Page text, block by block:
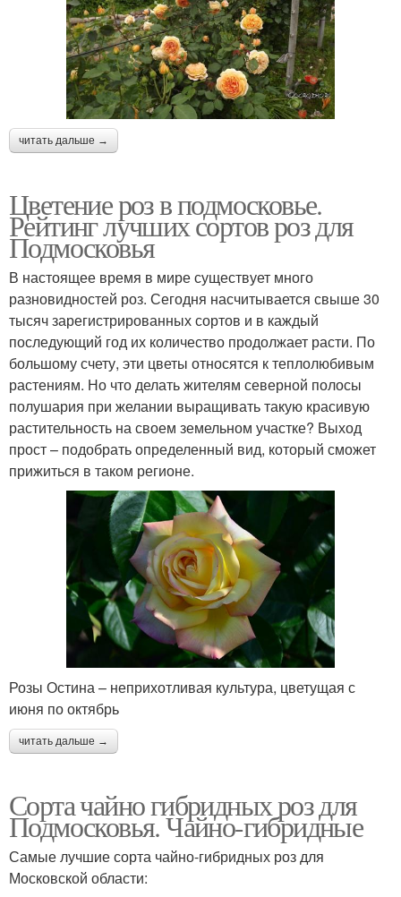
читать дальше →
Цветение роз в подмосковье.
Рейтинг лучших сортов роз для
Подмосковья
В настоящее время в мире существует много
разновидностей роз. Сегодня насчитывается свыше 30
тысяч зарегистрированных сортов и в каждый
последующий год их количество продолжает расти. По
большому счету, эти цветы относятся к теплолюбивым
растениям. Но что делать жителям северной полосы
полушария при желании выращивать такую красивую
растительность на своем земельном участке? Выход
прост – подобрать определенный вид, который сможет
прижиться в таком регионе.
Розы Остина – неприхотливая культура, цветущая с
июня по октябрь
читать дальше →
Сорта чайно гибридных роз для
Подмосковья. Чайно-гибридные
Самые лучшие сорта чайно-гибридных роз для
Московской области: